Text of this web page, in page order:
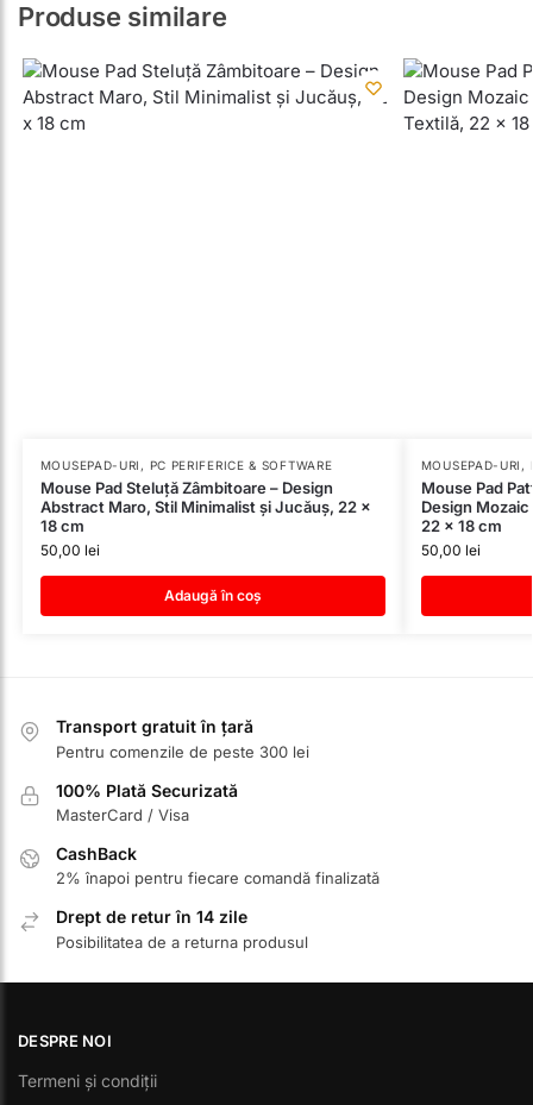
Produse similare
MOUSEPAD-URI , PC PERIFERICE & SOFTWARE
Mouse Pad Steluță Zâmbitoare – Design
Abstract Maro, Stil Minimalist și Jucăuș, 22 x
18 cm
50,00 lei
Adaugă în coș
MOUSEPAD-URI ,
Mouse Pad
Design
22 x 18 cm
50,00 lei
Transport gratuit în țară
Pentru comenzile de peste 300 lei
100% Plată Securizată
MasterCard / Visa
CashBack
2% înapoi pentru fiecare comandă finalizată
Drept de retur în 14 zile
Posibilitatea de a returna produsul
DESPRE NOI
Termeni și condiții